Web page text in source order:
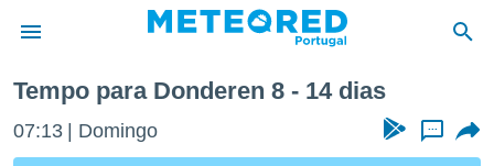
da
Tempo para Donderen 8 - 14 dias
07:13 Domingo ...